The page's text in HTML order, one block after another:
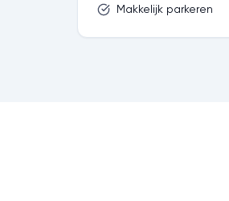
Makkelijk parkeren